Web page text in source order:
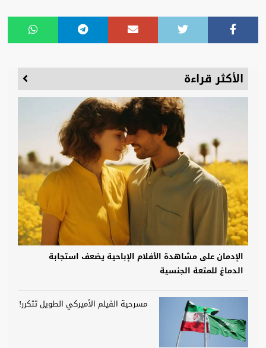
الأكثر قراءة
الإدمان على مشاهدة الأفلام الإباحية يضعف استجابة
الدماغ للمتعة الجنسية
مسرحية الفيلم الأميركي الطويل تتكرر!